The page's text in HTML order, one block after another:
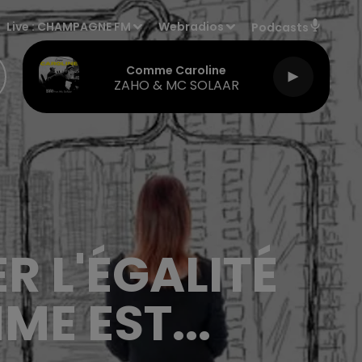
Live :CHAMPAGNE FM Webradios Podcasts
Comme Caroline
ZAHO & MC SOLAAR
L'ÉGALITÉ
EST...